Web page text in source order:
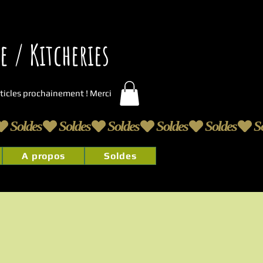
/ Kitcheries
prochainement ! Merci
A propos Soldes